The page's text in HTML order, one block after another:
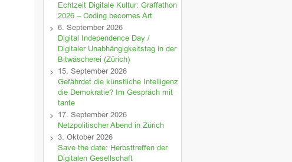
Echtzeit Digitale Kultur: Graffathon
2026 – Coding becomes Art
6. September 2026
Digital Independence Day /
Digitaler Unabhängigkeitstag in der
Bitwäscherei (Zürich)
15. September 2026
Gefährdet die künstliche Intelligenz
die Demokratie? Im Gespräch mit
tante
17. September 2026
Netzpolitischer Abend in Zürich
3. Oktober 2026
Save the date: Herbsttreffen der
Digitalen Gesellschaft